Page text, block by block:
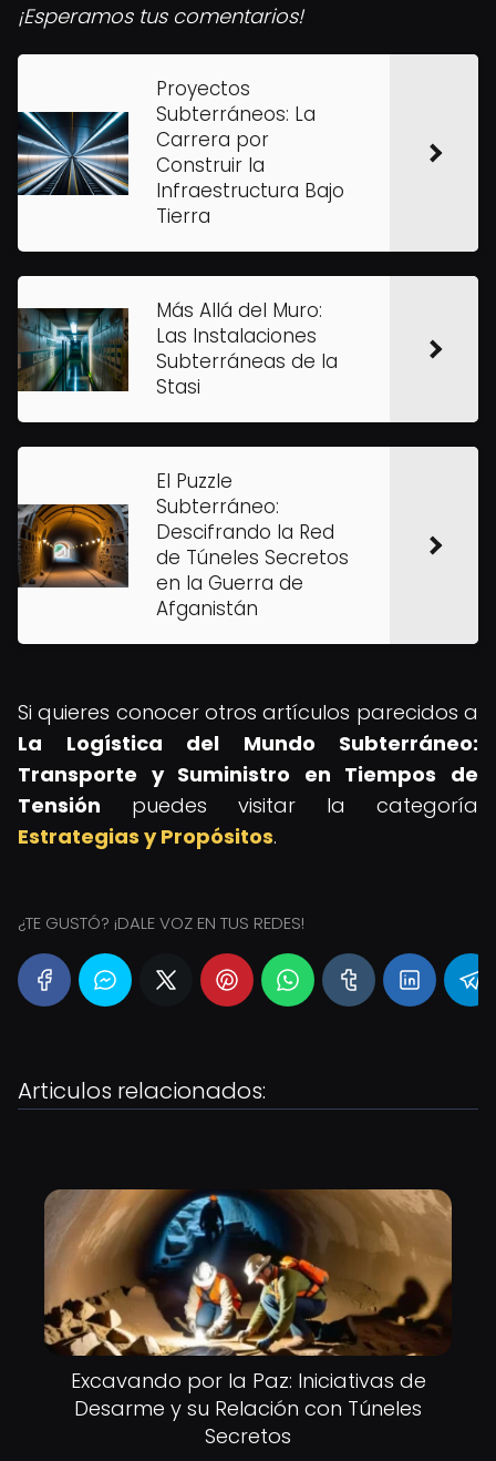
¡Esperamos tus comentarios!
Proyectos
Subterráneos: La
Carrera por
Construir la
Infraestructura Bajo
Tierra
Más Allá del Muro:
Las Instalaciones
Subterráneas de la
Stasi
El Puzzle
Subterráneo:
Descifrando la Red
de Túneles Secretos
en la Guerra de
Afganistán
Si quieres conocer otros artículos parecidos a
La Logística del Mundo Subterráneo:
Transporte y Suministro en Tiempos de
Tensión puedes visitar la categoría
Estrategias y Propósitos.
¿TE GUSTÓ? ¡DALE VOZ EN TUS REDES!
Articulos relacionados:
Excavando por la Paz: Iniciativas de
Desarme y su Relación con Túneles
Secretos